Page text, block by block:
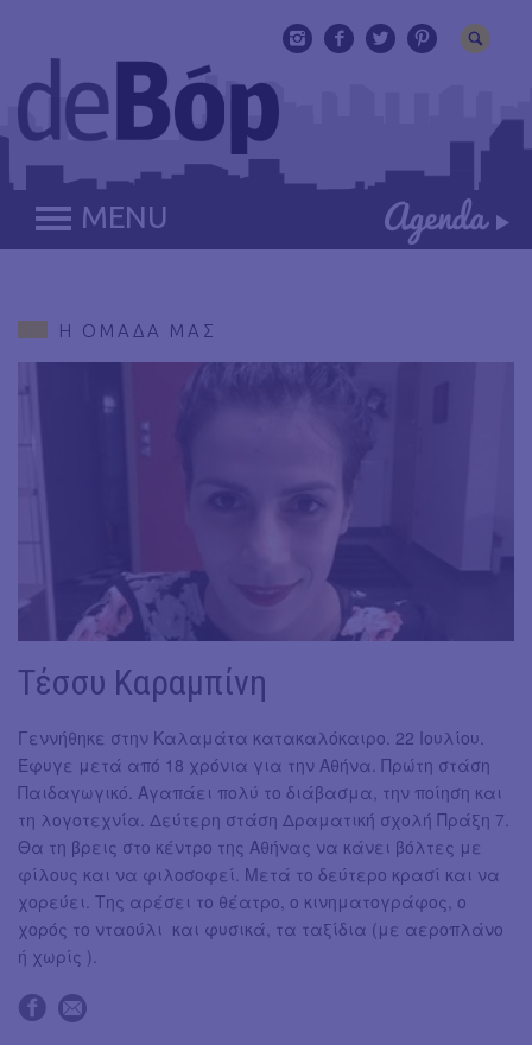
MENU
Η ΟΜΑΔΑ ΜΑΣ
Τέσσυ Καραμπίνη
Γεννήθηκε στην Καλαμάτα κατακαλόκαιρο. 22 Ιουλίου.
Έφυγε μετά από 18 χρόνια για την Αθήνα. Πρώτη στάση
Παιδαγωγικό. Αγαπάει πολύ το διάβασμα, την ποίηση και
τη λογοτεχνία. Δεύτερη στάση Δραματική σχολή Πράξη 7.
Θα τη βρεις στο κέντρο της Αθήνας να κάνει βόλτες με
φίλους και να φιλοσοφεί. Μετά το δεύτερο κρασί και να
χορεύει. Της αρέσει το θέατρο, ο κινηματογράφος, ο
χορός το νταούλι και φυσικά, τα ταξίδια (με αεροπλάνο
ή χωρίς ).